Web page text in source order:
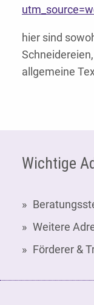
hier sind
allgemeine
Wichtige
Weitere
Förderer &